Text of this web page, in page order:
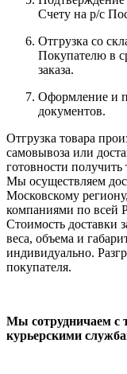
Счету на р/с
Отгрузка со
Покупателю в
заказа.
Оформление и
документов.
Отгрузка товара
самовывоза или
готовности получить
Мы осуществляем
Московскому
компаниями по всей
Стоимость доставки
веса, объема и
индивидуально.
покупателя.
Мы сотрудничаем с
курьерскими